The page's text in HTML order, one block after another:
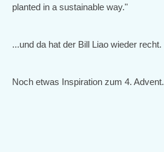
planted in a sustainable way."
...und da hat der Bill Liao wieder recht.
Noch etwas Inspiration zum 4. Advent.